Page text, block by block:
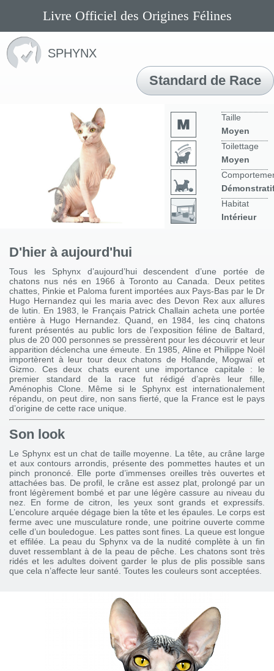
Livre Officiel des Origines Félines
SPHYNX
Standard de Race
Taille
Moyen
Toilettage
Moyen
Habitat
Intérieur
D'hier à aujourd'hui
Tous les Sphynx d’aujourd’hui descendent d’une portée de
chatons nus nés en 1966 à Toronto au Canada. Deux petites
chattes, Pinkie et Paloma furent importées aux Pays-Bas par le Dr
Hugo Hernandez qui les maria avec des Devon Rex aux allures
de lutin. En 1983, le Français Patrick Challain acheta une portée
entière à Hugo Hernandez. Quand, en 1984, les cinq chatons
furent présentés au public lors de l’exposition féline de Baltard,
plus de 20 000 personnes se pressèrent pour les découvrir et leur
apparition déclencha une émeute. En 1985, Aline et Philippe Noël
importèrent à leur tour deux chatons de Hollande, Mogwaï et
Gizmo. Ces deux chats eurent une importance capitale : le
premier standard de la race fut rédigé d’après leur fille,
Aménophis Clone. Même si le Sphynx est internationalement
répandu, on peut dire, non sans fierté, que la France est le pays
d’origine de cette race unique.
Son look
Le Sphynx est un chat de taille moyenne. La tête, au crâne large
et aux contours arrondis, présente des pommettes hautes et un
pinch prononcé. Elle porte d’immenses oreilles très ouvertes et
attachées bas. De profil, le crâne est assez plat, prolongé par un
front légèrement bombé et par une légère cassure au niveau du
nez. En forme de citron, les yeux sont grands et expressifs.
L’encolure arquée dégage bien la tête et les épaules. Le corps est
ferme avec une musculature ronde, une poitrine ouverte comme
celle d’un bouledogue. Les pattes sont fines. La queue est longue
et effilée. La peau du Sphynx va de la nudité complète à un fin
duvet ressemblant à de la peau de pêche. Les chatons sont très
ridés et les adultes doivent garder le plus de plis possible sans
que cela n’affecte leur santé. Toutes les couleurs sont acceptées.